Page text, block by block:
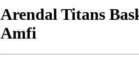
Arendal Titans
Amfi